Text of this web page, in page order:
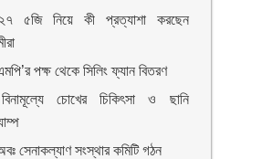
৫জি নিয়ে কী প্রত্যাশা করছেন
পক্ষ থেকে সিলিং ফ্যান বিতরণ
বিনামূল্যে চোখের চিকিৎসা ও ছানি
সেনাকল্যাণ সংস্থার কমিটি গঠন